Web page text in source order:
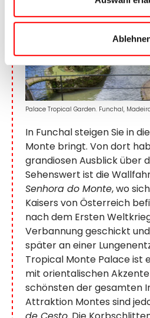
In Funchal steigen Sie in
Monte bringt. Von dort
grandiosen Ausblick über
Sehenswert ist die
Senhora do Monte, wo
Kaisers von Österreich
nach dem Ersten
Verbannung geschickt
später an einer
Tropical Monte Palace ist
mit orientalischen
schönsten der gesamten
Attraktion Montes sind
Palace Tropical Garden. Funchal,